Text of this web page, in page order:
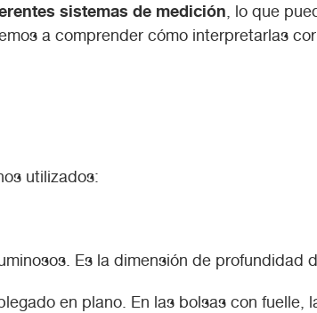
sistemas de medición, lo que
a comprender cómo interpretarlas
utilizados:
Es la dimensión de profundidad
en plano. En las bolsas con fuelle,